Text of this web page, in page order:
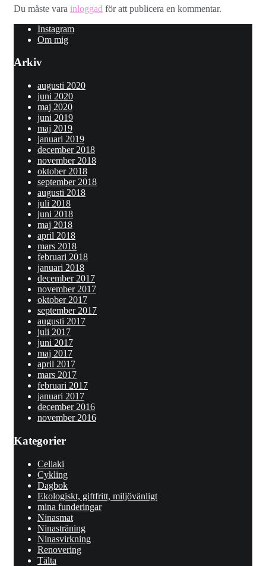
Du måste vara inloggad för att publicera en kommentar.
Instagram
Om mig
Arkiv
augusti 2020
juni 2020
maj 2020
juni 2019
maj 2019
januari 2019
december 2018
november 2018
oktober 2018
september 2018
augusti 2018
juli 2018
juni 2018
maj 2018
april 2018
mars 2018
februari 2018
januari 2018
december 2017
november 2017
oktober 2017
september 2017
augusti 2017
juli 2017
juni 2017
maj 2017
april 2017
mars 2017
februari 2017
januari 2017
december 2016
november 2016
Kategorier
Celiaki
Cykling
Dagbok
Ekologiskt, giftfritt, miljövänligt
mina funderingar
Ninasmat
Ninasträning
Ninasvirkning
Renovering
Tälta